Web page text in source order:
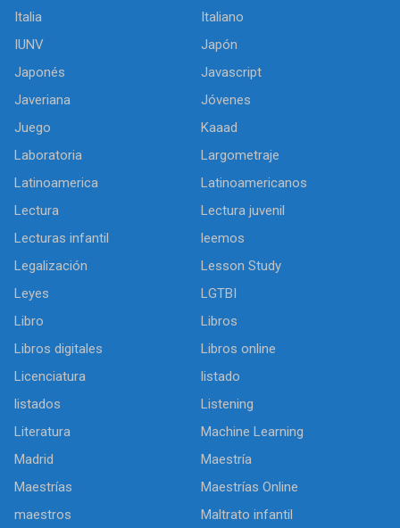
Italia
Italiano
IUNV
Japón
Japonés
Javascript
Javeriana
Jóvenes
Juego
Kaaad
Laboratoria
Largometraje
Latinoamerica
Latinoamericanos
Lectura
Lectura juvenil
Lecturas infantil
leemos
Legalización
Lesson Study
Leyes
LGTBI
Libro
Libros
Libros digitales
Libros online
Licenciatura
listado
listados
Listening
Literatura
Machine Learning
Madrid
Maestría
Maestrías
Maestrías Online
maestros
Maltrato infantil